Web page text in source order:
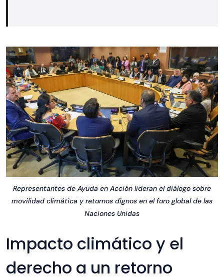
Representantes de Ayuda en Acción lideran el diálogo sobre
movilidad climática y retornos dignos en el foro global de las
Naciones Unidas
Impacto climático y el
derecho a un retorno